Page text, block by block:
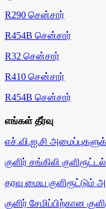
R290 சென்சார்
R454B சென்சார்
R32 சென்சார்
R410 சென்சார்
R454B சென்சார்
எங்கள் தீர்வு
எச்.வி.ஐ.சி
குளிர் சங்கிலி
தரவு மைய குளிரூட்டும்
குளிர் சேமிப்பிற்கான